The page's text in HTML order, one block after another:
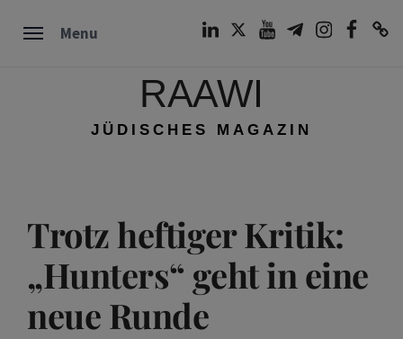
Menu
RAAWI
JÜDISCHES MAGAZIN
Trotz heftiger Kritik:
„Hunters“ geht in eine
neue Runde